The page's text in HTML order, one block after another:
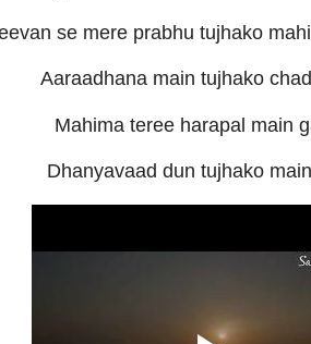
se mere prabhu tujhako
Aaraadhana main tujhako
Mahima teree harapal main
Dhanyavaad dun tujhako